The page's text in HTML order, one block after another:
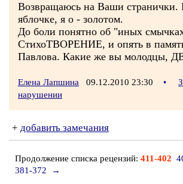
Возвращаюсь на Ваши странички.
яблочке, я о - золотом.
До боли понятно об "иных
СтихоТВОРЕНИЕ, и опять в
Павлова. Какие же вы молодцы,
Елена Лапшина 09.12.2010 23:30 •
нарушении
+ добавить замечания
Продолжение списка рецензий: 411-402
381-372
→